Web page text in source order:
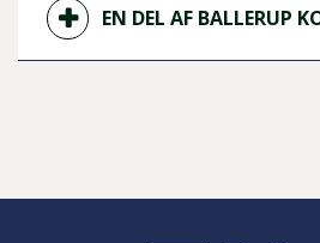
EN DEL AF BALLERUP